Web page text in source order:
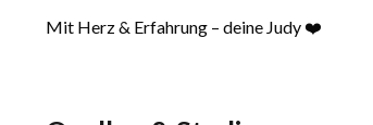
Mit Herz & Erfahrung – deine Judy ❤️